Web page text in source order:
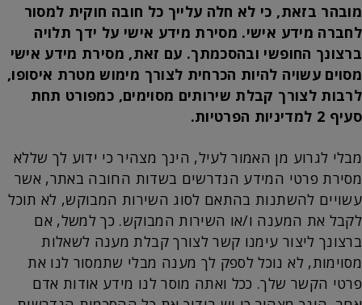
מובהר בזאת, כי לא חלה עלייך כל חובה חוקית למסור
לחברה מידע אישי. מסירת מידע אישי על ידך תלויה
ברצונך החופשי ובהסכמתך. עם זאת, מסירת מידע אישי
מסוים עשויה להיות הכרחית לצורך מימוש מטרת איסופו,
לרבות לצורך קבלת שירותים מסוימים, כמפורט תחת
סעיף 2 למדיניות הפרטיות.
מבלי לגרוע מן האמור לעיל, הינך מצהיר כי ידוע לך שללא
מסירת פרטי המידע הנדרשים בשדות החובה באתר, אשר
עשויים להשתנות בהתאם לסוג השירות המבוקש, לא תוכל
לקבל את המענה ו/או השירות המבוקש. כך למשל, אם
ברצונך ליצור עימנו קשר לצורך קבלת מענה לשאלות
מסוימות, לא נוכל לספק לך מענה מבלי שתמסור לנו את
פרטי הקשר שלך. ככל ואתה מוסר לנו מידע אודות אדם